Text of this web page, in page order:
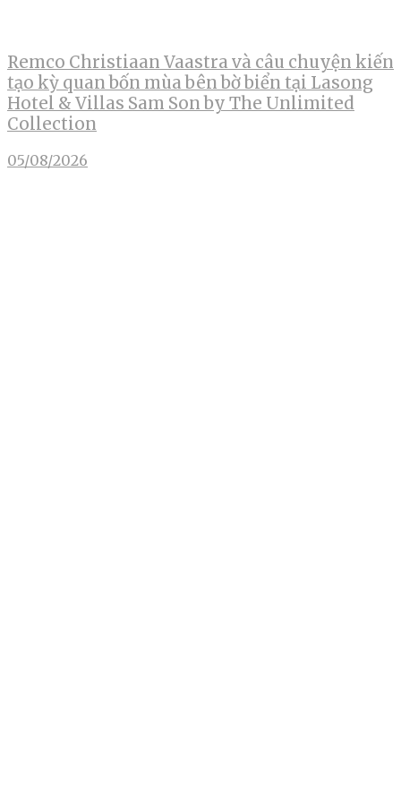
Remco Christiaan Vaastra và câu chuyện kiến
tạo kỳ quan bốn mùa bên bờ biển tại Lasong
Hotel & Villas Sam Son by The Unlimited
Collection
05/08/2026